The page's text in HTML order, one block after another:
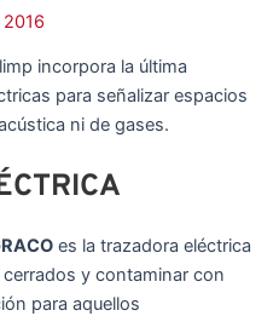
incorpora la última
para señalizar espacios
ni de gases.
es la trazadora eléctrica
y contaminar con
para aquellos